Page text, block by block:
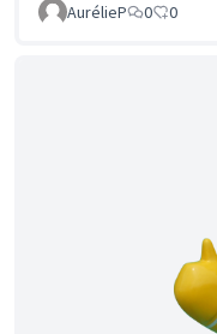
AurélieP 0 0